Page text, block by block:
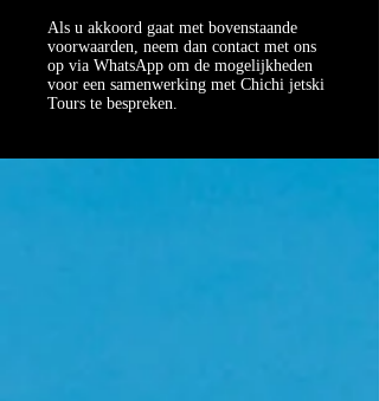
Als u akkoord gaat met bovenstaande
voorwaarden, neem dan contact met ons
op via WhatsApp om de mogelijkheden
voor een samenwerking met Chichi jetski
Tours te bespreken.